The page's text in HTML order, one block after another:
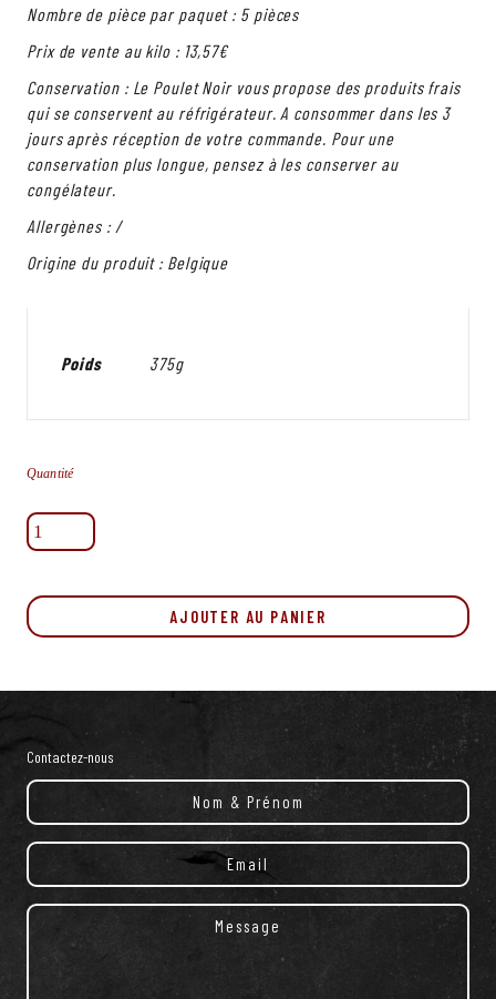
Nombre de pièce par paquet : 5 pièces
Prix de vente au kilo : 13,57€
Conservation : Le Poulet Noir vous propose des produits frais
qui se conservent au réfrigérateur. A consommer dans les 3
jours après réception de votre commande. Pour une
conservation plus longue, pensez à les conserver au
congélateur.
Allergènes : /
Origine du produit : Belgique
Poids 375g
Quantité
quantité
de
aux
fines-
AJOUTER AU PANIER
Contactez-nous